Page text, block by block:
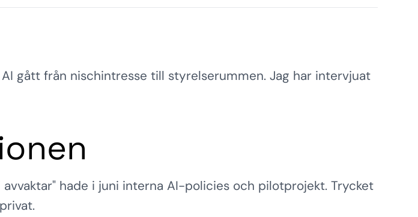
gått från nischintresse till styrelserummen. Jag har intervjuat
hade i juni interna AI-policies och pilotprojekt. Trycket